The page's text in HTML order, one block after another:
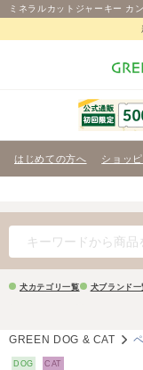
ミネラルカットジャーキー カ
はじめての方へ ショッ
犬カテゴリ一覧 犬ブランド一
GREEN DOG & CAT
DOG CAT